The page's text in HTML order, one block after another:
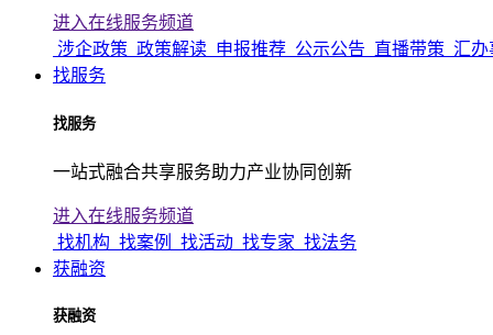
进入在线服务频道
涉企政策 政策解读 申报推荐 公示公告 直播带策 汇办
找服务
找服务
一站式融合共享服务助力产业协同创新
进入在线服务频道
找机构 找案例 找活动 找专家 找法务
获融资
获融资